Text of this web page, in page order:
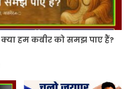
हम कबीर को समझ पाए हैं?